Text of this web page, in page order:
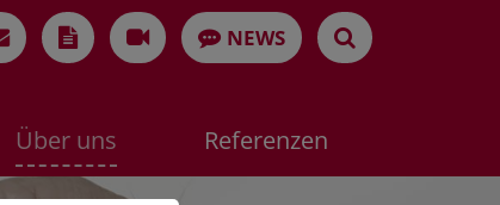
NEWS
Über uns Referenzen